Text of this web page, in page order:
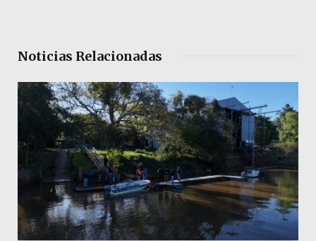
Noticias Relacionadas